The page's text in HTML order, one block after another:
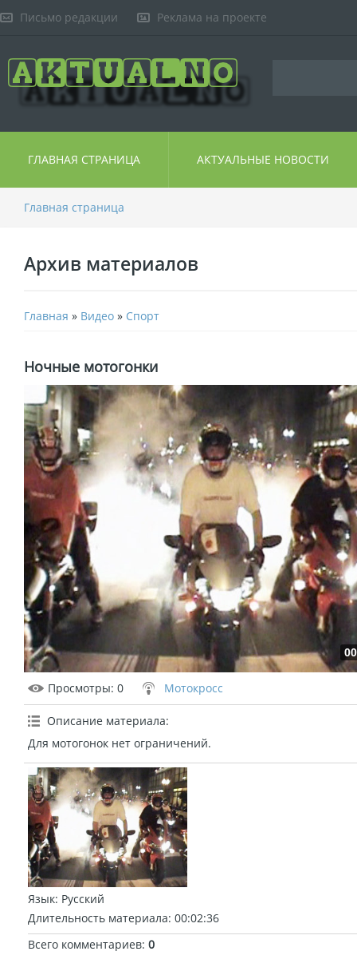
Письмо редакции Реклама на проекте
ГЛАВНАЯ СТРАНИЦА АКТУАЛЬНЫЕ НОВОСТИ
Главная страница
Архив материалов
Главная » Видео » Спорт
Ночные мотогонки
Просмотры: 0 Мотокросс
Описание материала:
Для мотогонок нет ограничений.
Язык: Русский
Длительность материала: 00:02:36
Всего комментариев: 0